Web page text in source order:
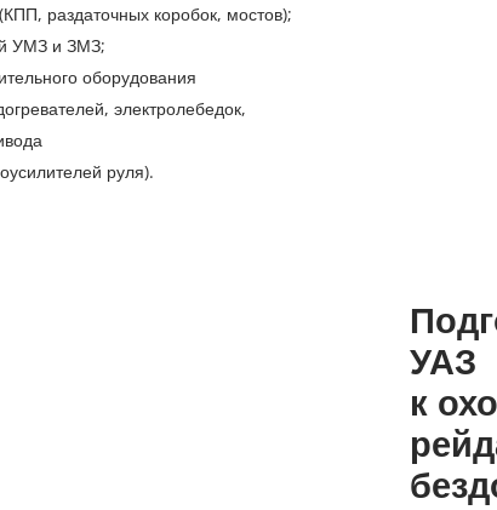
раздаточных коробок, мостов);
УМЗ и ЗМЗ;
оборудования
электролебедок,
руля).
УАЗ
к